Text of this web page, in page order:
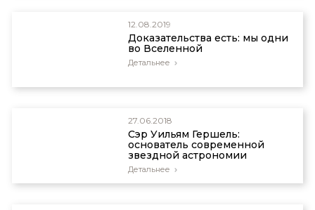
12.08.2019
Доказательства есть: мы одни
во Вселенной
Детальнее
27.06.2018
Сэр Уильям Гершель:
основатель современной
звездной астрономии
Детальнее